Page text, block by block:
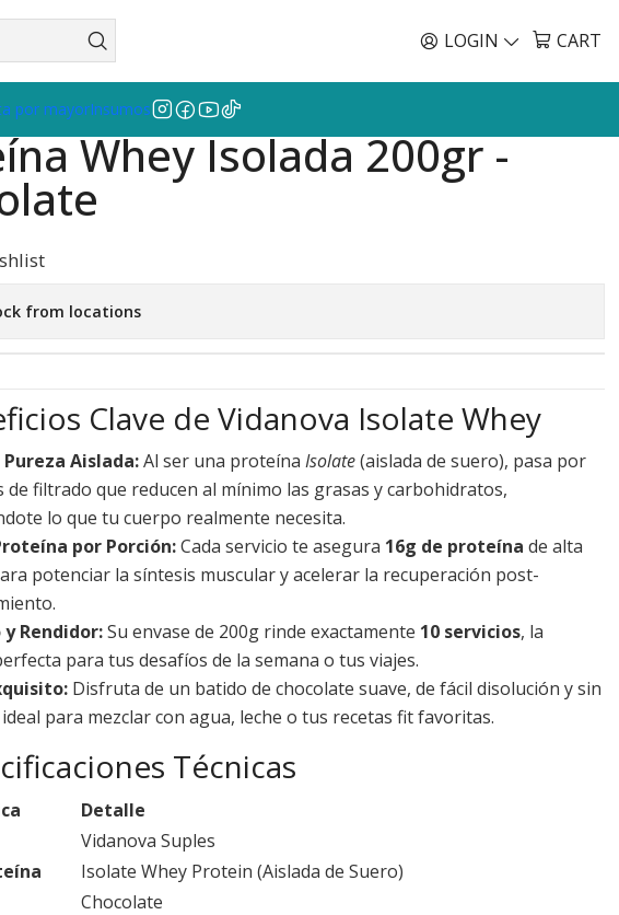
LOGIN CART
por mayorInsumos
Whey Isolada 200gr -
from locations
Clave de Vidanova Isolate Whey
Aislada:Al ser una proteína Isolate(aislada de suero), pasa por
de filtrado que reducen al mínimo las grasas y carbohidratos,
lo que tu cuerpo realmente necesita.
por Porción:Cada servicio te asegura 16g de proteína de alta
potenciar la síntesis muscular y acelerar la recuperación post-
Rendidor:Su envase de 200g rinde exactamente 10 servicios, la
para tus desafíos de la semana o tus viajes.
Disfruta de un batido de chocolate suave, de fácil disolución y sin
para mezclar con agua, leche o tus recetas fit favoritas.
Técnicas
Detalle
Vidanova Suples
Isolate Whey Protein (Aislada de Suero)
Chocolate